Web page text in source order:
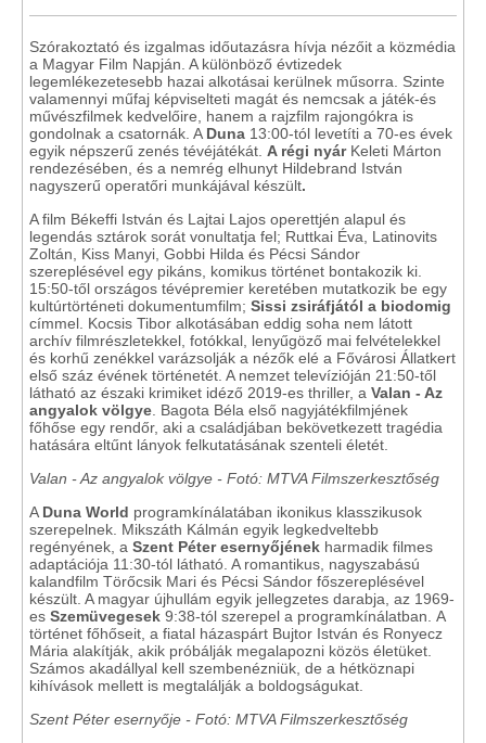
Szórakoztató és izgalmas időutazásra hívja nézőit a közmédia
a Magyar Film Napján. A különböző évtizedek
legemlékezetesebb hazai alkotásai kerülnek műsorra. Szinte
valamennyi műfaj képviselteti magát és nemcsak a játék-és
művészfilmek kedvelőire, hanem a rajzfilm rajongókra is
gondolnak a csatornák. A Duna 13:00-tól levetíti a 70-es évek
egyik népszerű zenés tévéjátékát. A régi nyárKeleti Márton
rendezésében, és a nemrég elhunyt Hildebrand István
nagyszerű operatőri munkájával készült.
A film Békeffi István és Lajtai Lajos operettjén alapul és
legendás sztárok sorát vonultatja fel; Ruttkai Éva, Latinovits
Zoltán, Kiss Manyi, Gobbi Hilda és Pécsi Sándor
szereplésével egy pikáns, komikus történet bontakozik ki.
15:50-től országos tévépremier keretében mutatkozik be egy
kultúrtörténeti dokumentumfilm; Sissi zsiráfjától a biodomig
címmel. Kocsis Tibor alkotásában eddig soha nem látott
archív filmrészletekkel, fotókkal, lenyűgöző mai felvételekkel
és korhű zenékkel varázsolják a nézők elé a Fővárosi Állatkert
első száz évének történetét. A nemzet televízióján 21:50-től
látható az északi krimiket idéző 2019-es thriller, a Valan - Az
angyalok völgye . Bagota Béla első nagyjátékfilmjének
főhőse egy rendőr, aki a családjában bekövetkezett tragédia
hatására eltűnt lányok felkutatásának szenteli életét.
Valan - Az angyalok völgye - Fotó: MTVA Filmszerkesztőség
A Duna World programkínálatában ikonikus klasszikusok
szerepelnek. Mikszáth Kálmán egyik legkedveltebb
regényének, a Szent Péter esernyőjének harmadik filmes
adaptációja 11:30-tól látható. A romantikus, nagyszabású
kalandfilm Törőcsik Mari és Pécsi Sándor főszereplésével
készült. A magyar újhullám egyik jellegzetes darabja, az 1969-
es Szemüvegesek 9:38-tól szerepel a programkínálatban. A
történet főhőseit, a fiatal házaspárt Bujtor István és Ronyecz
Mária alakítják, akik próbálják megalapozni közös életüket.
Számos akadállyal kell szembenézniük, de a hétköznapi
kihívások mellett is megtalálják a boldogságukat.
Szent Péter esernyője - Fotó: MTVA Filmszerkesztőség